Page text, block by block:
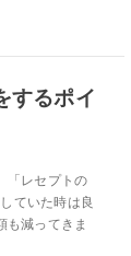
するポイ
「レセプトの
ていた時は良
減ってきま